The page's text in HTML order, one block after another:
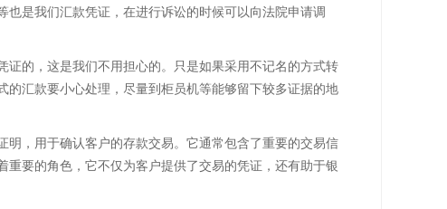
是我们汇款凭证，在进行诉讼的时候可以向法院申请调
的，这是我们不用担心的。只是如果采用不记名的方式转
汇款要小心处理，尽量到柜员机等能够留下较多证据的地
，用于确认客户的存款交易。它通常包含了重要的交易信
要的角色，它不仅为客户提供了交易的凭证，还有助于银